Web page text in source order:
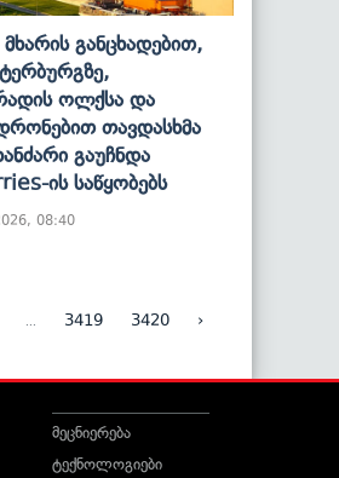
Განცხადებით,
Ოლქსა Და
Თავდასხმა
Გაუჩნდა
Ის Საწყობებს
08:40
3419 3420 ›
მეცნიერება
ტექნოლოგიები